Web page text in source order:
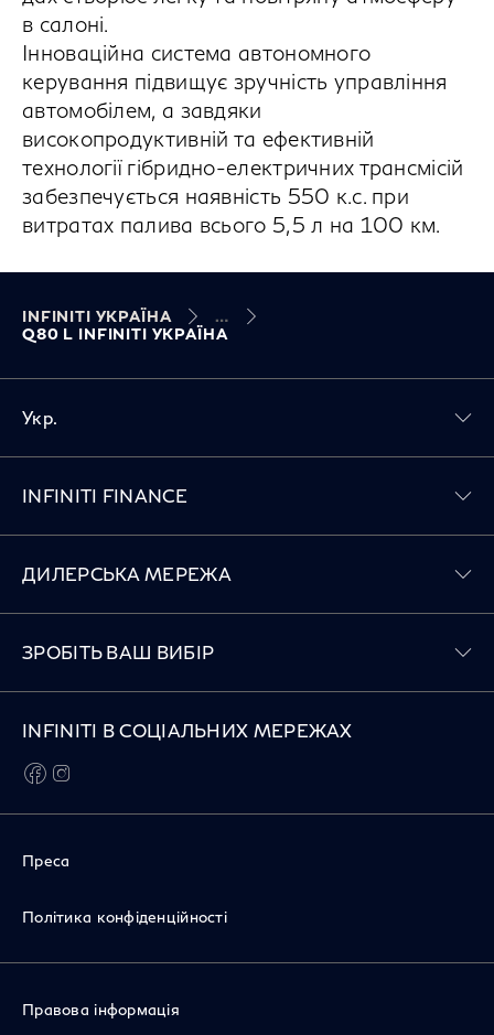
в салоні.
Інноваційна система автономного
керування підвищує зручність управління
автомобілем, а завдяки
високопродуктивній та ефективній
технології гібридно-електричних трансмісій
забезпечується наявність 550 к.с. при
витратах палива всього 5,5 л на 100 км.
INFINITI УКРАЇНА
Q80 L INFINITI УКРАЇНА
Укр.
INFINITI FINANCE
ДИЛЕРСЬКА МЕРЕЖА
ЗРОБІТЬ ВАШ ВИБІР
INFINITI В СОЦІАЛЬНИХ МЕРЕЖАХ
facebook
Преса
Політика конфіденційності
Правова інформація